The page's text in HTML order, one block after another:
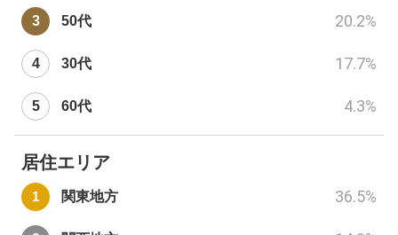
50代 20.2%
30代 17.7%
60代 4.3%
居住エリア
関東地方 36.5%